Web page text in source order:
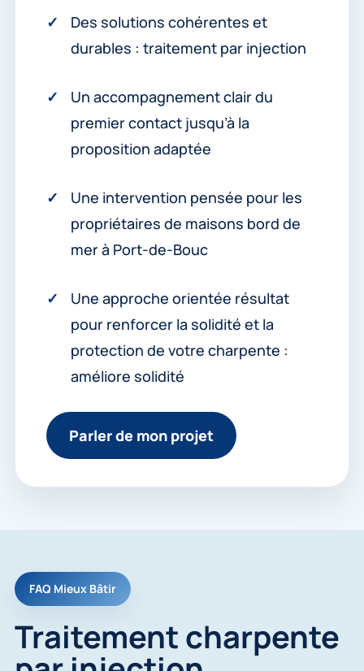
Des solutions cohérentes et
durables : traitement par injection
Un accompagnement clair du
premier contact jusqu’à la
proposition adaptée
Une intervention pensée pour les
propriétaires de maisons bord de
mer à Port-de-Bouc
Une approche orientée résultat
pour renforcer la solidité et la
protection de votre charpente :
améliore solidité
Parler de mon projet
FAQ Mieux Bâtir
Traitement charpente